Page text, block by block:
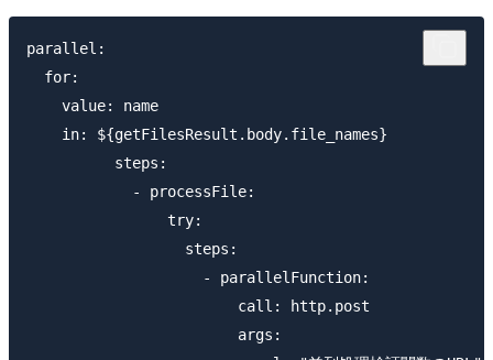
parallel:
  for:
    value: name
    in: ${getFilesResult.body.file_names}
          steps:
            - processFile:
                try:
                  steps:
                    - parallelFunction:
                        call: http.post
                        args: